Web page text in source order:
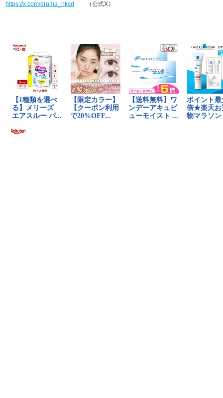
https://x.com/drama_hksd
（公式X）